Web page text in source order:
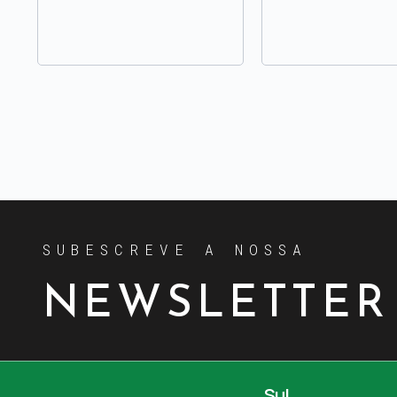
SUBESCREVE A NOSSA
NEWSLETTER